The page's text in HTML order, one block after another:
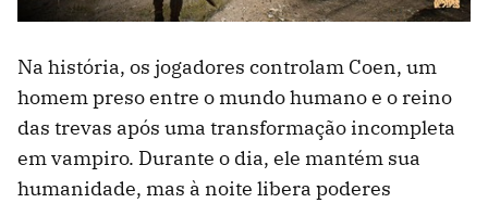
Na história, os jogadores controlam Coen, um
homem preso entre o mundo humano e o reino
das trevas após uma transformação incompleta
em vampiro. Durante o dia, ele mantém sua
humanidade, mas à noite libera poderes